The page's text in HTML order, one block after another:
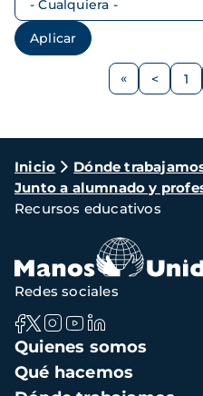
Página
< 1
Ruta
de
navegación
Inicio Dónde
Junto a alumnado y
Recursos educativos
Navegación
principal
Quienes somos
Qué hacemos
Redes sociales